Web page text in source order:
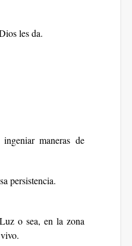
les da.
maneras de
persistencia.
o sea, en la zona